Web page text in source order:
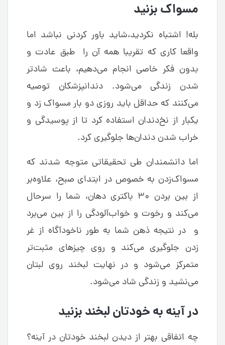
مسواک بزنید
بله! اشتباه نکردید،شاید باور کردنی نباشد اما
واقعا کاری که تقریبا همه آن را طبق عادت و
بدون فکر خاصی انجام می‌دهیم، باعث شادتر
شدن زندگی می‌شود. دندانپزشکان توصیه
می‌کنند که حداقل باید روزی دو بار مسواک زد و
یکبار از نخ‌دندان استفاده کرد تا از پوسیدگی و
خراب شدن دندان‌ها جلوگیری کرد.
اما دانشمندان طی تحقیقاتی متوجه شدند که
مسواک‌زدن به خصوص در ابتدای صبح، علاوه‌بر
از بین بردن ۳۰ باکتری دهان، شما را سرحال
می‌کند و رخوت و خواب‌آلودگی را از بین می‌برد
و در نتیجه ذهن شما به طور ناخودآگاه از غر
زدن جلوگیری می‌کند و روی چیزهای مثبت‌تر
متمرکز می‌شود و در نهایت لبخند روی لبتان
می‌نشید و زندگی شاد می‌شود.
در آینه به خودتان لبخند بزنید
چه اتفاقی بهتر از دیدن لبخند خودتان در آینه؟